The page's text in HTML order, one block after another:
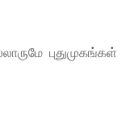
புதுமுகங்கள்